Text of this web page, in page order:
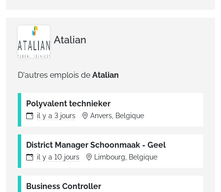
Atalian
D'autres emplois de Atalian
Polyvalent technieker
il y a 3 jours Anvers, Belgique
District Manager Schoonmaak - Geel
il y a 10 jours Limbourg, Belgique
Business Controller